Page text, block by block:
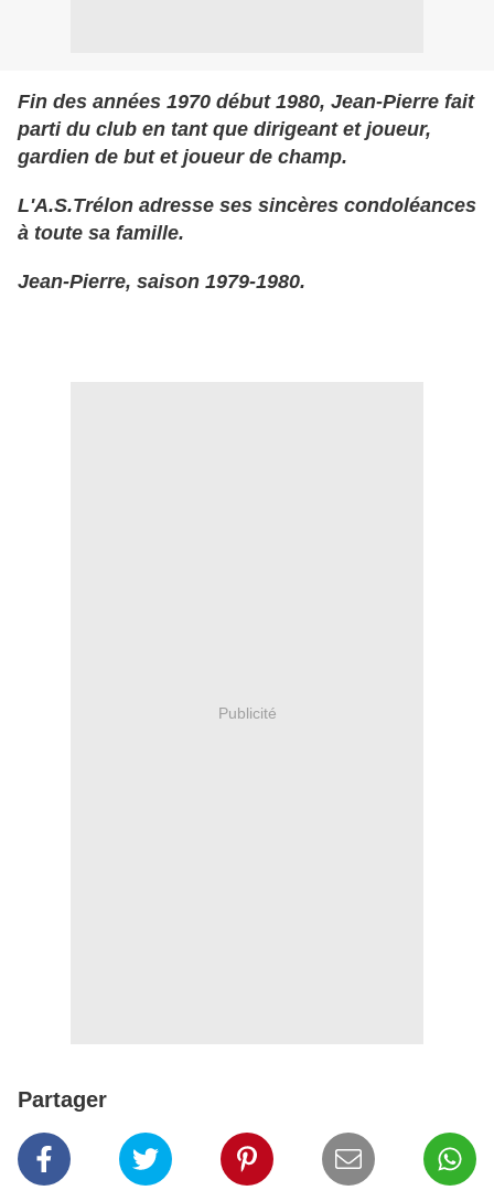
Fin des années 1970 début 1980, Jean-Pierre fait
parti du club en tant que dirigeant et joueur,
gardien de but et joueur de champ.
L'A.S.Trélon adresse ses sincères condoléances
à toute sa famille.
Jean-Pierre, saison 1979-1980.
Publicité
Partager